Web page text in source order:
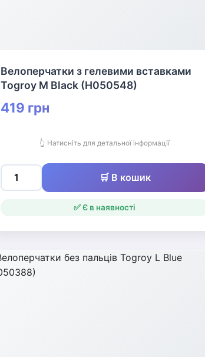
Велоперчатки з гелевими вставками
Togroy M Black (H050548)
419 грн
👆 Натисніть для детальної інформації
🛒 В кошик
✅ Є в наявності